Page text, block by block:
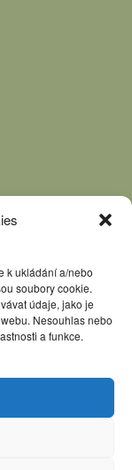
k ukládání a/nebo
soubory cookie.
údaje, jako je
Nesouhlas nebo
a funkce.